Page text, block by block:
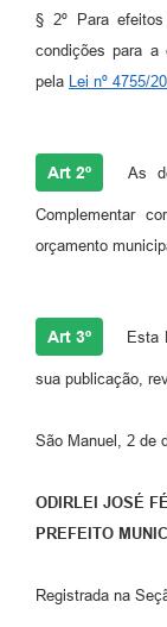
§ 2º Para
condições para a
pela Lei nº 4755/
Art 2º As
Complementar
orçamento
Art 3º Esta
sua publicação,
São Manuel, 2 de
ODIRLEI JOSÉ
PREFEITO
Registrada na